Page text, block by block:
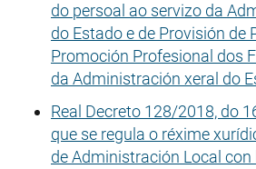
do persoal ao servizo da
do Estado e de Provisión de
Promoción Profesional dos
da Administración xeral do
Real Decreto 128/2018, do
que se regula o réxime
de Administración Local